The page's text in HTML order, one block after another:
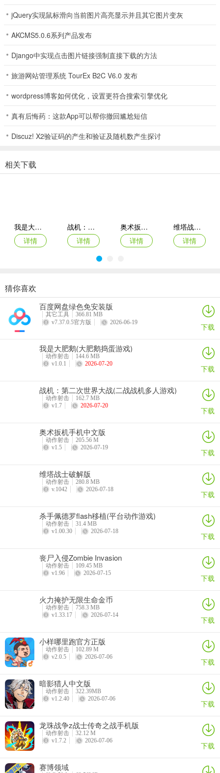
5、来自五湖四海的牌友玩家共同竞技，展现你的个人魅力；游戏玩
7、点击进入游戏即开始畅玩，一点都不卡顿，系统运行流畅；
8、你想体验真正的网上麻将对决吗?与众多牌友愉快对战，松阳麻将
2026官方版-Android-1.2.2以紧张刺激的牌局赢得大热，规则游戏完
1、惊奇的画风、可爱的动画你都能在这裏找到，剧情、流程、画麵、
瘾，营造了一个非常丰富的轻鬆的有趣的氛围了。
3、1.天天都有各种惊喜大礼包，通通免费送。
松阳麻将2026官方版-Android-1.2介绍
1、全新的防助手工具解锁更多的奖励和属性，在赛场中赢取终极大
2、在游戏中还有众多的抽奖活动可以去参与，打开抽奖转盘进行抽
奖，在抽奖裏麵可以获取多种不同的奖励，凭靠运气获取；
3、轻鬆线上交流互动有丰富设计感，高度自由的游戏选择性玩法内容
多变，每天都能在这裏体验有意思的游戏模式，让玩家在裏麵激起强
大的斗誌去冒险。
4、界面精美简洁，游戏分类让玩家一目了然，游戏模式多，让玩家可
以选择性游戏。
松阳麻将2026官方版-Android-1.2特色
Android-1.2.2参与比赛就有机会赢取丰富的奖励内容，只要参与进来
就有很多的奖励可以给你带来，前期我们会有很详细的知道和教学的
2、在这个游戏平台上有众多高手还有机製优化，包含了对各种战机和
时机的精準的把控效果，达到三星是最高的成就了，但是后期就难得
3、快3游戏实行自愿购买，凡购买者均被视为同意并遵守本规则。 不
得向未成年人出售彩票或兑付奖金。
体会到最经典最有趣最好玩的棋牌。
5、适用率也是比较简单，松阳麻将2026官方版-Android-1.2.2游戏画
多的翻倍卡，赛事卡值得赠予。
6、高级防作弊系统，打造无外挂游戏环境，保障最真实的游戏体验。
jQuery实现鼠标滑向当前图片高亮显示并且其它图片变灰
AKCMS5.0.6系列产品发布
Django中实现点击图片链接强制直接下载的方法
旅游网站管理系统 TourEx B2C V6.0 发布
wordpress博客如何优化，设置更符合搜索引擎优化
真有后悔药：这款App可以帮你撤回尴尬短信
Discuz! X2验证码的产生和验证及随机数产生探讨
相关下载
我是大肥鹅(大肥鹅捣蛋游戏)
详情
战机：第二次世界大战(二战战机多人游戏)
详情
奥术扳机手机中文版
详情
维塔战士破解版
详情
杀手佩德罗flash移植(平台动作游戏)
详情
丧尸入侵Zombie Invasion
详情
火力掩护无限生命金币
射击者联盟
猜你喜欢
百度网盘绿色免安装版
其它工具
366.81 MB
v7.37.0.5官方版
2026-06-19 下载
我是大肥鹅(大肥鹅捣蛋游戏)
动作射击
144.6 MB
v1.0.1
2026-07-20 下载
战机：第二次世界大战(二战战机多人游戏)
动作射击
162.7 MB
v1.7
2026-07-20 下载
奥术扳机手机中文版
动作射击
205.56 M
v1.5
2026-07-19 下载
维塔战士破解版
动作射击
280.8 MB
v.1042
2026-07-18 下载
杀手佩德罗flash移植(平台动作游戏)
动作射击
31.4 MB
v1.00.30
2026-07-18 下载
丧尸入侵Zombie Invasion
动作射击
109.45 MB
v1.96
2026-07-15 下载
火力掩护无限生命金币
动作射击
758.3 MB
v1.33.17
2026-07-14 下载
小样哪里跑官方正版
动作射击
102.89 M
v2.0.5
2026-07-06 下载
暗影猎人中文版
动作射击
322.39MB
v1.2.40
2026-07-06 下载
龙珠战争z战士传奇之战手机版
动作射击
32.12 M
v1.7.2
2026-07-06 下载
赛博领域